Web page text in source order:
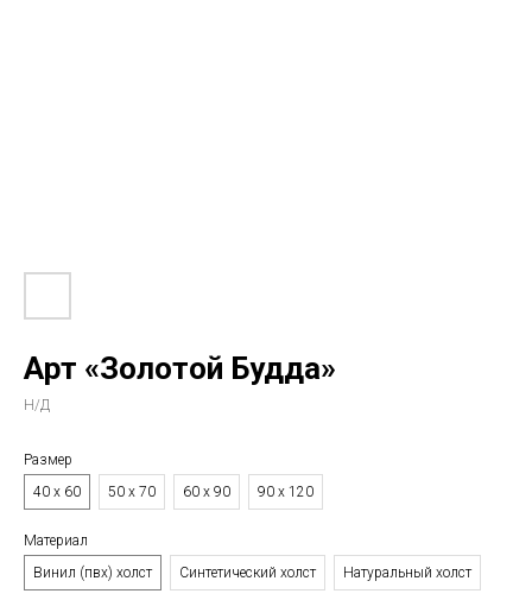
Арт «Золотой Будда»
Н/Д
Размер
40 х 60
50 х 70 60 х 90 90 х 120
Материал
Винил (пвх) холст
Синтетический холст Натуральный холст